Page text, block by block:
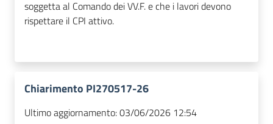
soggetta al Comando dei VV.F. e che i lavori devono
rispettare il CPI attivo.
Chiarimento PI270517-26
Ultimo aggiornamento:03/06/2026 12:54